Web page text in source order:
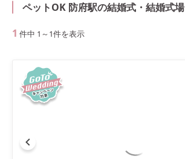
ペットOK 防府駅の結婚式・結婚式場
1 件中 1 ～ 1件を表示